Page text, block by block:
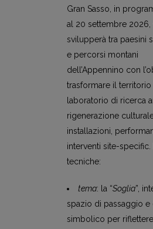
Gran Sasso, in
al 20 settembre 2026,
svilupperà tra paesini
e percorsi montani
dell’Appennino con
trasformare il territorio
laboratorio di ricerca
rigenerazione
installazioni,
interventi site-specific.
tecniche:
tema: la “Soglia”,
spazio di passaggio e
simbolico per